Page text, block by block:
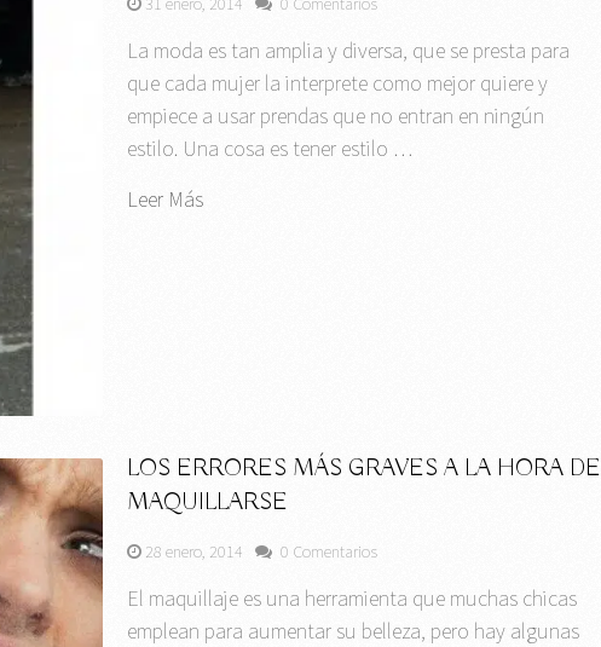
La moda es tan amplia y diversa, que se presta para
que cada mujer la interprete como mejor quiere y
empiece a usar prendas que no entran en ningún
estilo. Una cosa es tener estilo …
Leer Más
LOS ERRORES MÁS GRAVES A LA HORA DE
MAQUILLARSE
28 enero, 2014 0 Comentarios
El maquillaje es una herramienta que muchas chicas
emplean para aumentar su belleza, pero hay algunas